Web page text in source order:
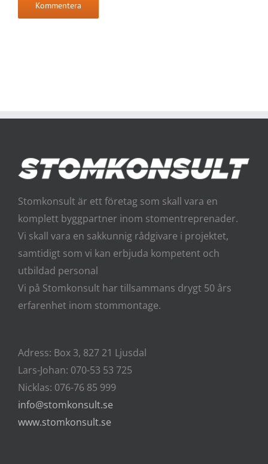
Stomkonsult är ett företag som skall vara en
komplett byggpartner inom stomentreprenader.
Vi skall vara en sakkunnig rådgivare i projektet,
samtidigt som vi kan erbjuda kompetent och
utbildad personal
Vi på Stomkonsult har tillsammans drygt 50 års
erfarenhet inom stommontage.
Adress: Box 3, 827 21 Ljusdal
Lars-Johan: 070-53 53 725
Nicklas: 076-76 85 999
info@stomkonsult.se
www.stomkonsult.se